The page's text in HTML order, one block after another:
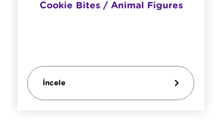
Cookie Bites / Animal Figures
İncele